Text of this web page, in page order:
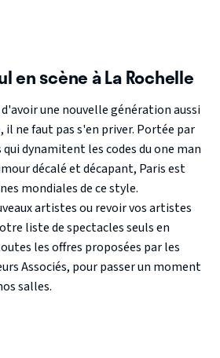
en scène à La Rochelle
d'avoir une nouvelle génération aussi
ne faut pas s'en priver. Portée par
dynamitent les codes du one man
décalé et décapant, Paris est
mondiales de ce style.
artistes ou revoir vos artistes
liste de spectacles seuls en
les offres proposées par les
Associés, pour passer un moment
salles.